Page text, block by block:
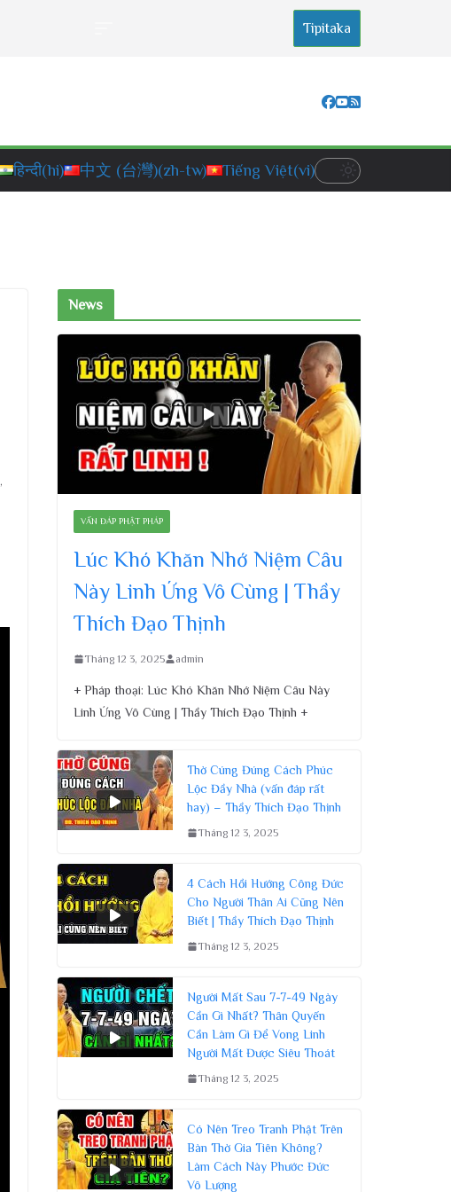
Tipitaka
हिन्दी(hi) 中文 (台灣)(zh-tw) Tiếng Việt(vi)
,
News
VẤN ĐÁP PHẬT PHÁP
Lúc Khó Khăn Nhớ Niệm Câu
Này Linh Ứng Vô Cùng | Thầy
Thích Đạo Thịnh
Tháng 12 3, 2025 admin
+ Pháp thoại: Lúc Khó Khăn Nhớ Niệm Câu Này
Linh Ứng Vô Cùng | Thầy Thích Đạo Thịnh +
Thờ Cúng Đúng Cách Phúc
Lộc Đầy Nhà (vấn đáp rất
hay) – Thầy Thích Đạo Thịnh
Tháng 12 3, 2025
4 Cách Hồi Hướng Công Đức
Cho Người Thân Ai Cũng Nên
Biết | Thầy Thích Đạo Thịnh
Tháng 12 3, 2025
Người Mất Sau 7-7-49 Ngày
Cần Gì Nhất? Thân Quyến
Cần Làm Gì Để Vong Linh
Người Mất Được Siêu Thoát
Tháng 12 3, 2025
Có Nên Treo Tranh Phật Trên
Bàn Thờ Gia Tiên Không?
Làm Cách Này Phước Đức
Vô Lượng